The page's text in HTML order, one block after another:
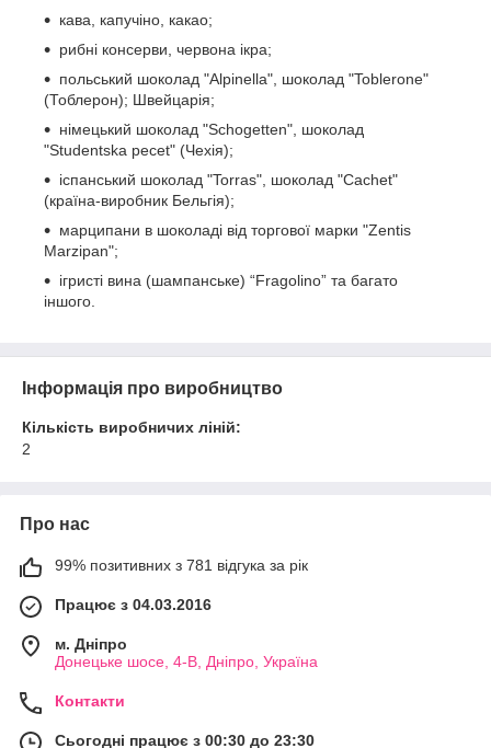
кава, капучіно, какао;
рибні консерви, червона ікра;
польський шоколад "Alpinella", шоколад "Toblerone"
(Тоблерон); Швейцарія;
німецький шоколад "Schogetten", шоколад
"Studentska pecet" (Чехія);
іспанський шоколад "Torras", шоколад "Cachet"
(країна-виробник Бельгія);
марципани в шоколаді від торгової марки "Zentis
Marzipan";
ігристі вина (шампанське) “Fragolino” та багато
іншого.
Інформація про виробництво
Кількість виробничих ліній:
2
Про нас
99% позитивних з 781 відгука за рік
Працює з 04.03.2016
м. Дніпро
Донецьке шосе, 4-В, Дніпро, Україна
Контакти
Сьогодні працює з 00:30 до 23:30